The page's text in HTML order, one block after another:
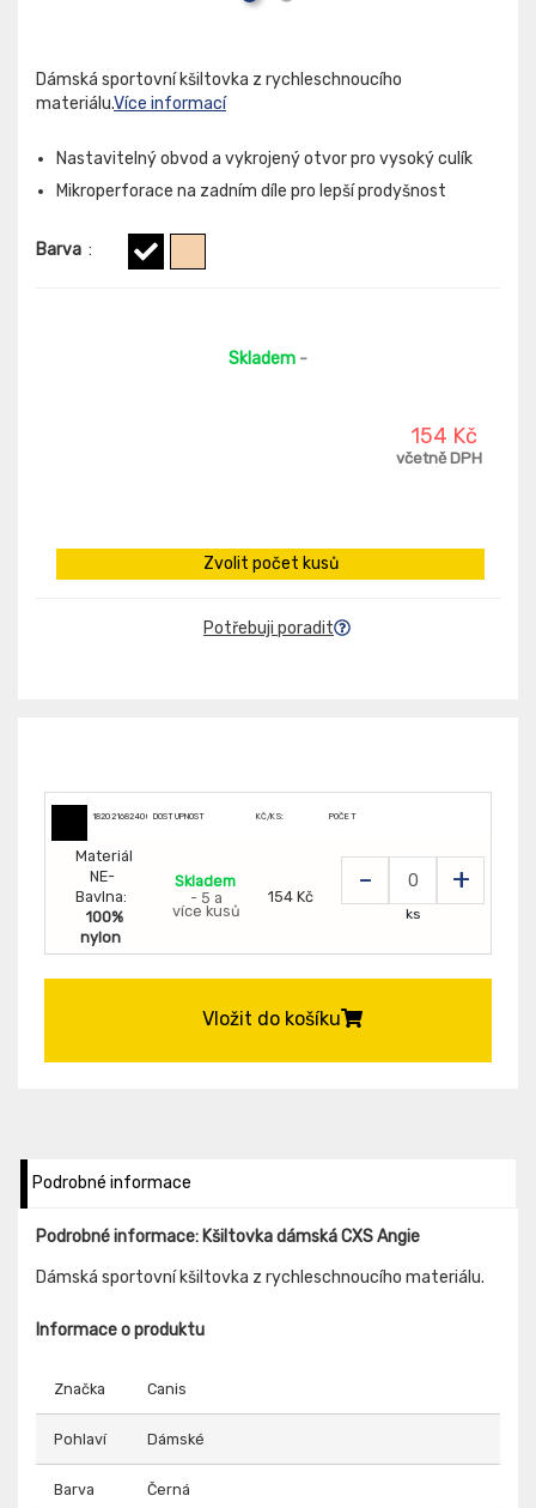
Dámská sportovní kšiltovka z rychleschnoucího
materiálu.Více informací
Nastavitelný obvod a vykrojený otvor pro vysoký culík
Mikroperforace na zadním díle pro lepší prodyšnost
Barva :
Skladem -
154 Kč
včetně DPH
Zvolit počet kusů
Potřebuji poradit
182021682400 DOSTUPNOST KČ/KS: POČET
Materiál
NE-
Bavlna:
100%
nylon
Skladem
- 5 a
více kusů
154 Kč
- +
ks
Vložit do košíku
Podrobné informace
Podrobné informace: Kšiltovka dámská CXS Angie
Dámská sportovní kšiltovka z rychleschnoucího materiálu.
Informace o produktu
Značka Canis
Pohlaví Dámské
Barva Černá